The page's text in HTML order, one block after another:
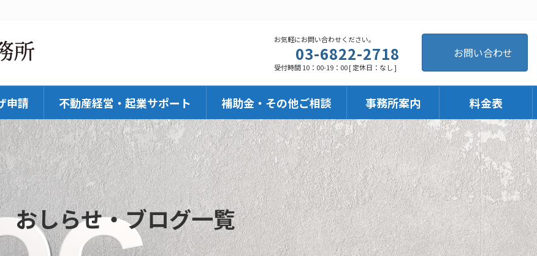
お気軽にお問い合わせください。
03-6822-2718
受付時間 10：00-19：00 [ 定休日：なし ]
お問い合わせ
申請 不動産経営・起業サポート 補助金・その他ご相談 事務所案内 料金表
おしらせ・ブログ一覧